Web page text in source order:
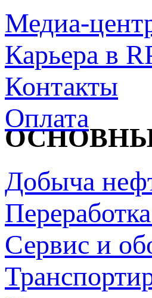
Медиа-
Карьера в
Контакты
Оплата
Добыча
Сервис и